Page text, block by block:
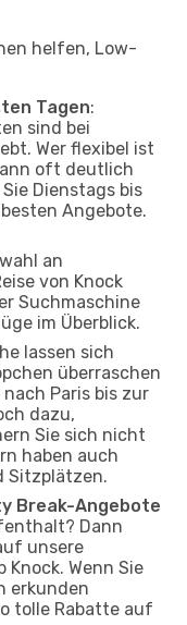
helfen, Low-
Tagen:
sind bei
Wer flexibel ist
oft deutlich
Dienstags bis
Angebote.
an
von Knock
Suchmaschine
im Überblick.
lassen sich
überraschen
Paris bis zur
dazu,
Sie sich nicht
haben auch
Sitzplätzen.
Break-Angebote
Dann
unsere
Knock. Wenn Sie
erkunden
tolle Rabatte auf